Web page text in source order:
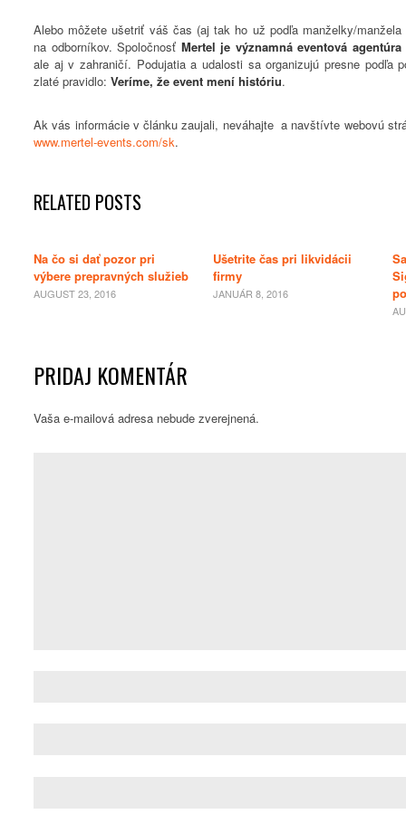
Alebo môžete ušetriť váš čas (aj tak ho už podľa manželky/manžela
na odborníkov. Spoločnosť Mertel je významná eventová agentúra
ale aj v zahraničí. Podujatia a udalosti sa organizujú presne podľa
zlaté pravidlo: Veríme, že event mení históriu.
Ak vás informácie v článku zaujali, neváhajte a navštívte webovú
www.mertel-events.com/sk.
RELATED POSTS
Na čo si dať pozor pri
výbere prepravných služieb
AUGUST 23, 2016
Ušetrite čas pri likvidácii
firmy
JANUÁR 8, 2016
PRIDAJ KOMENTÁR
Vaša e-mailová adresa nebude zverejnená.